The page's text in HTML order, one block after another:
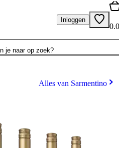
Inloggen
je naar op zoek?
Alles van Sarmentino